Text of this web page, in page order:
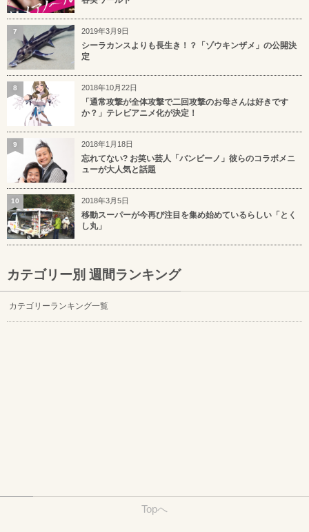
2019年3月9日
シーラカンスよりも長生き！？「ゾウキンザメ」の公開決
定
7
2018年10月22日
「通常攻撃が全体攻撃で二回攻撃のお母さんは好きです
か？」テレビアニメ化が決定！
8
2018年1月18日
忘れてない? お笑い芸人「バンビーノ」彼らのコラボメニ
ューが大人気と話題
9
2018年3月5日
移動スーパーが今再び注目を集め始めているらしい「とく
し丸」
10
カテゴリー別 週間ランキング
カテゴリーランキング一覧
Topへ